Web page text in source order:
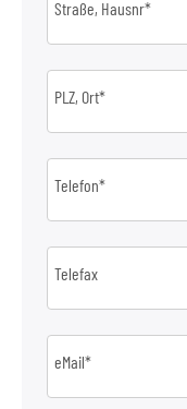
Straße, Hausnr*
PLZ, Ort*
Telefon*
Telefax
eMail*